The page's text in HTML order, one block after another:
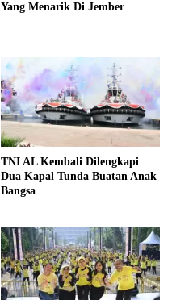
Yang Menarik Di Jember
TNI AL Kembali Dilengkapi
Dua Kapal Tunda Buatan Anak
Bangsa